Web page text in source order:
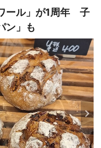
ール」が1周年 子
ン」も